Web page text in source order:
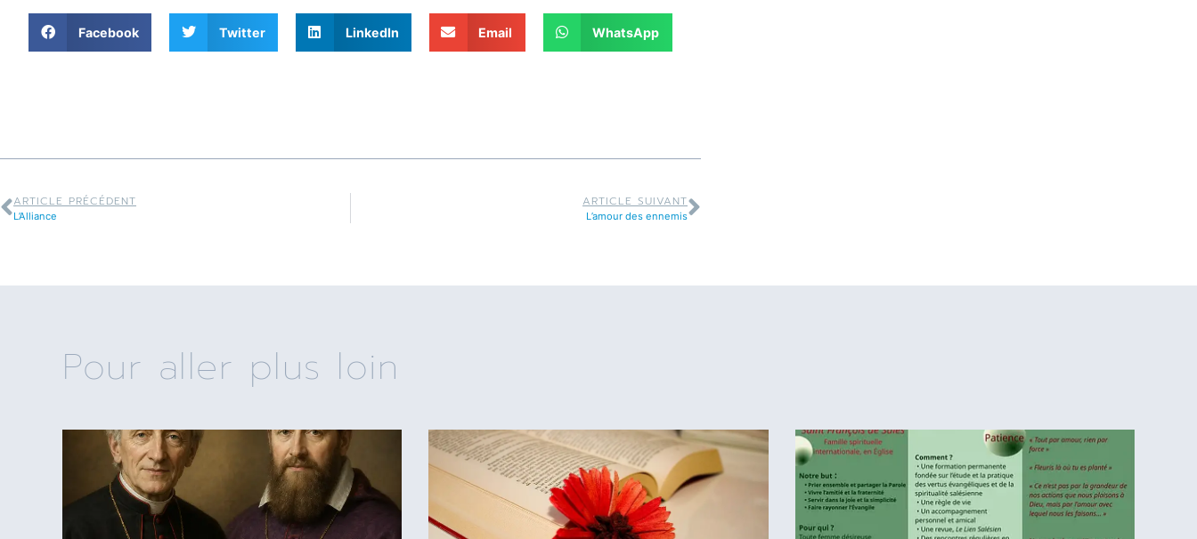
Facebook Twitter LinkedIn Email WhatsApp
ARTICLE PRÉCÉDENT
L’Alliance
ARTICLE SUIVANT
L’amour des ennemis
Pour aller plus loin